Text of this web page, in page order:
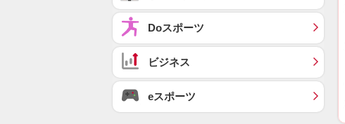
Doスポーツ
ビジネス
eスポーツ